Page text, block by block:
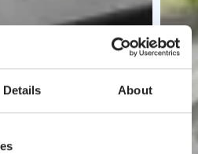
Details About